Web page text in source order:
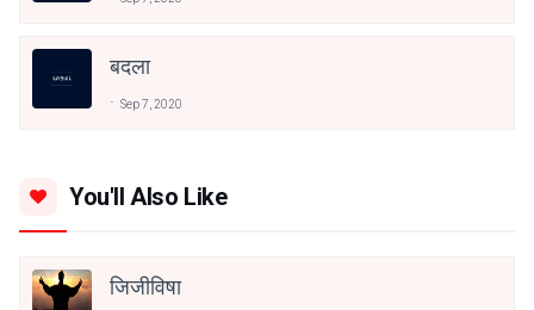
बदला
Sep 7, 2020
You'll Also Like
जिजीविषा